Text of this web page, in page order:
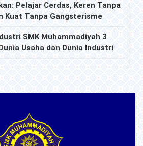
Pelajar Cerdas, Keren Tanpa
Kuat Tanpa Gangsterisme
SMK Muhammadiyah 3
Usaha dan Dunia Industri